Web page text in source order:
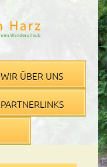
WIR ÜBER UNS
PARTNERLINKS